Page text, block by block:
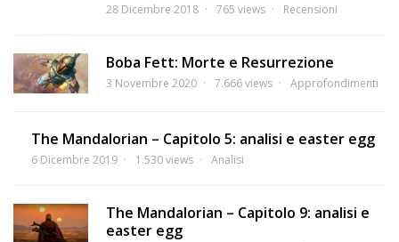
28 Dicembre 2018 765 views Recensioni
Boba Fett: Morte e Resurrezione
3 Novembre 2020 7.666 views Approfondimenti
The Mandalorian – Capitolo 5: analisi e easter egg
6 Dicembre 2019 1.530 views Analisi
The Mandalorian – Capitolo 9: analisi e
easter egg